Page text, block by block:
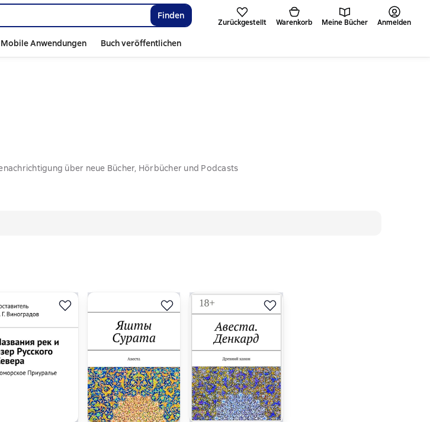
Finden
Zurückgestellt Warenkorb Meine Bücher Anmelden
Mobile Anwendungen Buch veröffentlichen
über neue Bücher, Hörbücher und Podcasts